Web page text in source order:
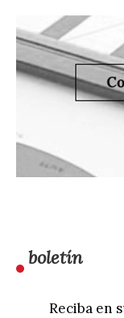
boletín
Reciba en